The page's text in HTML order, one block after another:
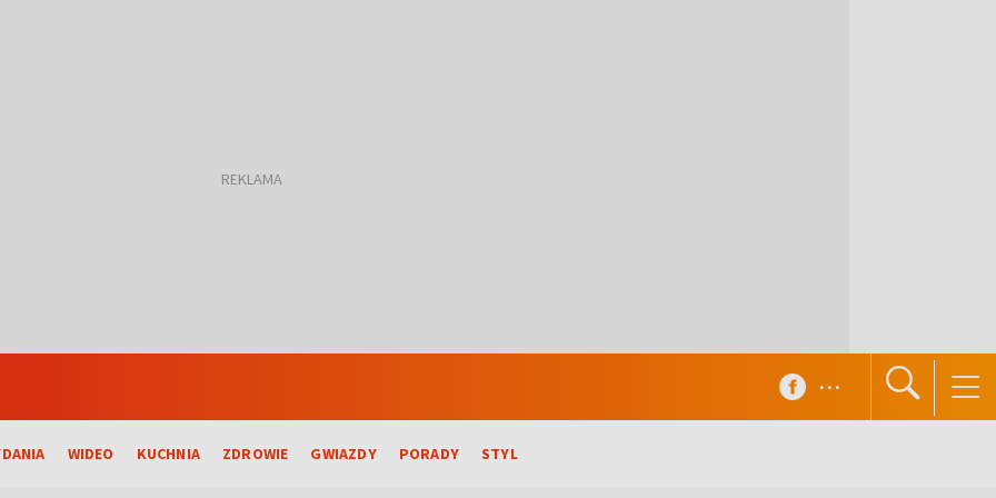
WIDEO KUCHNIA ZDROWIE GWIAZDY PORADY STYL
...